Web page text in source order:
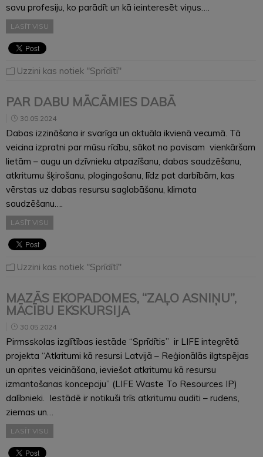
savu profesiju, ko parādīt un kā ieinteresēt viņus….
LASĪT VISU
Uzzini kas notiek "Sprīdītī"
PAR DABU MĀCĀMIES DABĀ
30.05.2024
Dabas izzināšana ir svarīga un aktuāla ikvienā vecumā. Tā
veicina izpratni par mūsu rīcību, sākot no pavisam vienkāršam
lietām – augu un dzīvnieku atpazīšanu, dabas saudzēšanu,
atkritumu šķirošanu, plogingošanu, līdz pat darbībām, kas
vērstas uz dabas resursu saglabāšanu, klimata
saudzēšanu….
LASĪT VISU
Uzzini kas notiek "Sprīdītī"
MAZĀS EKOPADOMES, “ZAĻO ASNIŅU”,
MĀCĪBU EKSKURSIJA
30.05.2024
Pirmsskolas izglītības iestāde “Sprīdītis” ir LIFE integrētā
projekta “Atkritumi kā resursi Latvijā – Reģionālās ilgtspējas
un aprites veicināšana, ieviešot atkritumu kā resursu
izmantošanas koncepciju” (LIFE Waste To Resources IP)
dalībnieki. Iestādē ir notikuši trīs atkritumu auditi – rudens,
ziemas un…
LASĪT VISU